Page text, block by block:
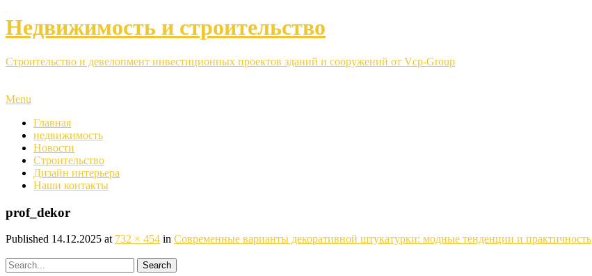
Недвижимость и строительство
Строительство и девелопмент инвестиционных проектов зданий и сооружений от Vcp-Group
Menu
Главная
недвижимость
Новости
Строительство
Дизайн интерьера
Наши контакты
prof_dekor
Published 14.12.2025 at 732 × 454 in Современные варианты декоративной штукатурки: модные тенденции и практичность